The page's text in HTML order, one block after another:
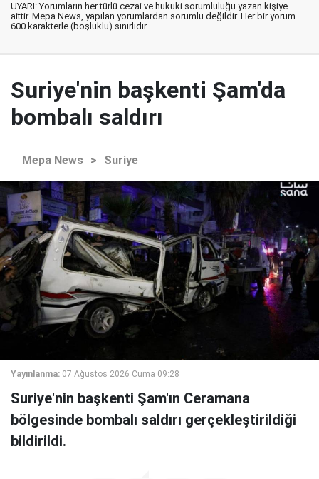
UYARI: Yorumların her türlü cezai ve hukuki sorumluluğu yazan kişiye
aittir. Mepa News, yapılan yorumlardan sorumlu değildir. Her bir yorum
600 karakterle (boşluklu) sınırlıdır.
Suriye'nin başkenti Şam'da
bombalı saldırı
Mepa News > Suriye
Yayınlanma: 07 Ağustos 2026 Cuma 09:28
Suriye'nin başkenti Şam'ın Ceramana
bölgesinde bombalı saldırı gerçekleştirildiği
bildirildi.